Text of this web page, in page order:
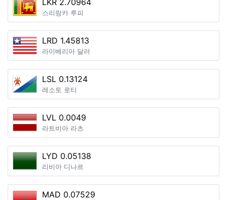
LKR 2.70964
스리랑카 루피
LRD 1.45813
라이베리아 달러
LSL 0.13124
레소토 로티
LVL 0.0049
라트비아 라츠
LYD 0.05138
리비아 디나르
MAD 0.07529